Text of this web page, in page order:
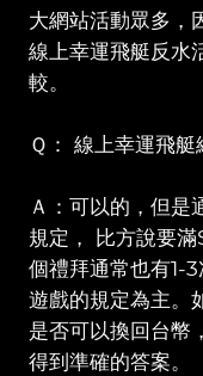
大網站活動眾多，
線上幸運飛艇反水
較。
Ｑ： 線上幸運飛
Ａ：可以的，但是
規定， 比方說要
個禮拜通常也有1-
遊戲的規定為主。
是否可以換回台幣
得到準確的答案。